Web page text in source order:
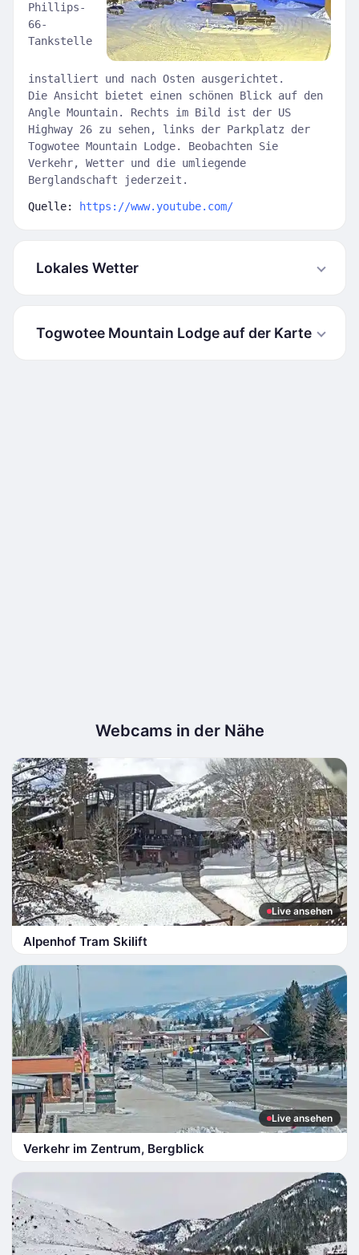
Phillips-
66-
Tankstelle
installiert und nach Osten ausgerichtet.
Die Ansicht bietet einen schönen Blick auf den
Angle Mountain. Rechts im Bild ist der US
Highway 26 zu sehen, links der Parkplatz der
Togwotee Mountain Lodge. Beobachten Sie
Verkehr, Wetter und die umliegende
Berglandschaft jederzeit.
Quelle: https://www.youtube.com/
Lokales Wetter
Togwotee Mountain Lodge auf der Karte
Webcams in der Nähe
Live ansehen
Alpenhof Tram Skilift
Live ansehen
Verkehr im Zentrum, Bergblick